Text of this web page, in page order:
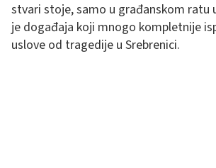
stvari stoje, samo u građanskom ratu
je događaja koji mnogo kompletnije
uslove od tragedije u Srebrenici.